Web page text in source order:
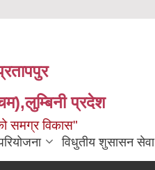
प्रदेश
समग्र विकास"
विधुतीय शुसासन सेवा